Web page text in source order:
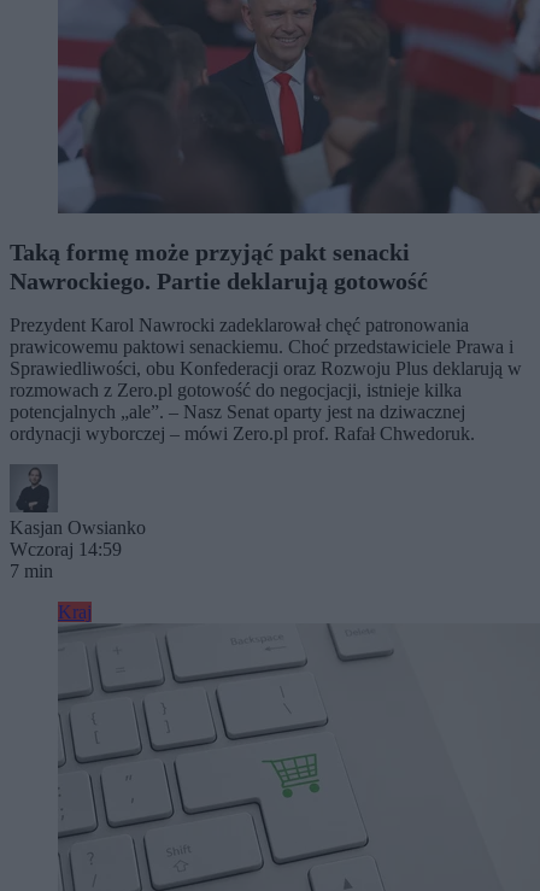
Taką formę może przyjąć pakt senacki
Nawrockiego. Partie deklarują gotowość
Prezydent Karol Nawrocki zadeklarował chęć patronowania
prawicowemu paktowi senackiemu. Choć przedstawiciele Prawa i
Sprawiedliwości, obu Konfederacji oraz Rozwoju Plus deklarują w
rozmowach z Zero.pl gotowość do negocjacji, istnieje kilka
potencjalnych „ale”. – Nasz Senat oparty jest na dziwacznej
ordynacji wyborczej – mówi Zero.pl prof. Rafał Chwedoruk.
Kasjan Owsianko
Wczoraj 14:59
7 min
Kraj